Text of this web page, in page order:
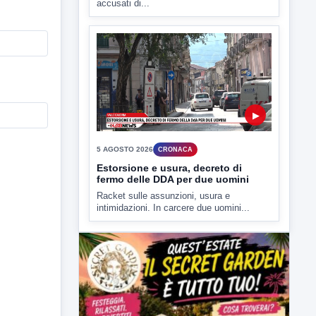
▶
5 AGOSTO 2026 CRONACA
Estorsione e usura, decreto di
fermo delle DDA per due uomini
Racket sulle assunzioni, usura e
intimidazioni. In carcere due uomini...